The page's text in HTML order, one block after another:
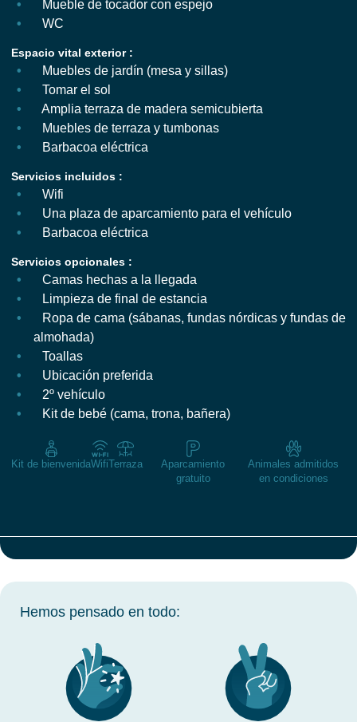
Mueble de tocador con espejo
WC
Espacio vital exterior :
Muebles de jardín (mesa y sillas)
Tomar el sol
Amplia terraza de madera semicubierta
Muebles de terraza y tumbonas
Barbacoa eléctrica
Servicios incluidos :
Wifi
Una plaza de aparcamiento para el vehículo
Barbacoa eléctrica
Servicios opcionales :
Camas hechas a la llegada
Limpieza de final de estancia
Ropa de cama (sábanas, fundas nórdicas y fundas de
almohada)
Toallas
Ubicación preferida
2º vehículo
Kit de bebé (cama, trona, bañera)
Kit de bienvenidaWifiTerraza
Aparcamiento
gratuito
Animales admitidos
en condiciones
Hemos pensado en todo: